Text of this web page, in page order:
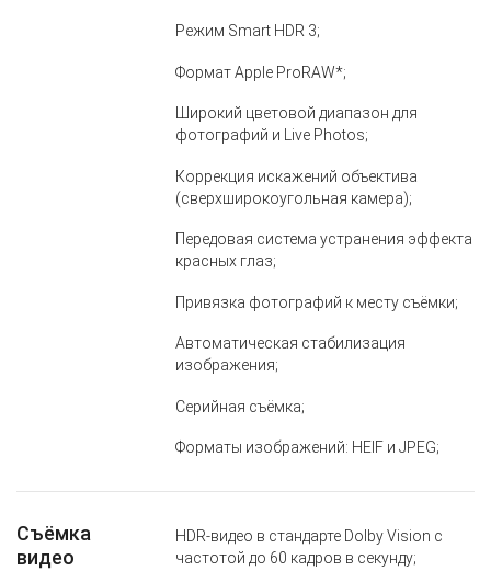
Режим Smart HDR 3;
Формат Apple ProRAW*;
Широкий цветовой диапазон для
фотографий и Live Photos;
Коррекция искажений объектива
(сверхширокоугольная камера);
Передовая система устранения эффекта
красных глаз;
Привязка фотографий к месту съёмки;
Автоматическая стабилизация
изображения;
Серийная съёмка;
Форматы изображений: HEIF и JPEG;
Съёмка
видео
HDR‑видео в стандарте Dolby Vision с
частотой до 60 кадров в секунду;